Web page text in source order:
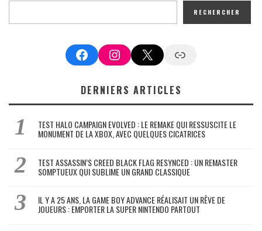
RECHERCHER
FacebookInstagram
X Google News
DERNIERS ARTICLES
TEST HALO CAMPAIGN EVOLVED : LE REMAKE QUI RESSUSCITE LE
MONUMENT DE LA XBOX, AVEC QUELQUES CICATRICES
TEST ASSASSIN’S CREED BLACK FLAG RESYNCED : UN REMASTER
SOMPTUEUX QUI SUBLIME UN GRAND CLASSIQUE
IL Y A 25 ANS, LA GAME BOY ADVANCE RÉALISAIT UN RÊVE DE
JOUEURS : EMPORTER LA SUPER NINTENDO PARTOUT